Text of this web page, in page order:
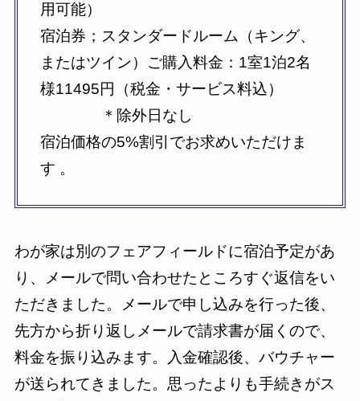
用可能）
宿泊券；スタンダードルーム（キング、
またはツイン）ご購入料金：1室1泊2名
様11495円（税金・サービス料込）
＊除外日なし
宿泊価格の5%割引でお求めいただけま
す 。
わが家は別のフェアフィールドに宿泊予定があ
り、メールで問い合わせたところすぐ返信をい
ただきました。メールで申し込みを行った後、
先方から折り返しメールで請求書が届くので、
料金を振り込みます。入金確認後、バウチャー
が送られてきました。思ったよりも手続きがス